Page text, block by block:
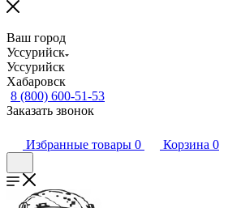
Ваш город
Уссурийск
Уссурийск
Хабаровск
8 (800) 600-51-53
Заказать звонок
Избранные товары 0 Корзина 0